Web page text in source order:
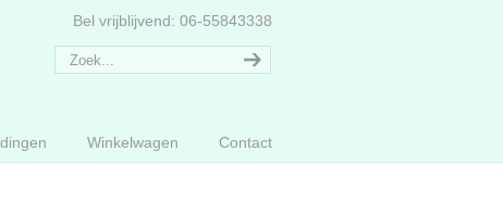
Bel vrijblijvend: 06-55843338
Winkelwagen Contact